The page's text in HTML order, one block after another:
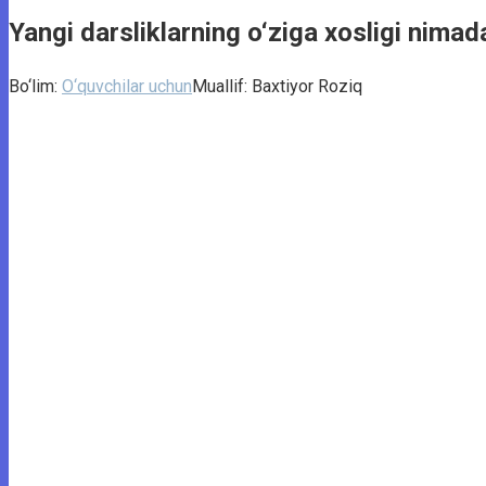
Yangi darsliklarning o‘ziga xosligi
Bo‘lim: O‘quvchilar uchunMuallif: Baxtiyor Roziq